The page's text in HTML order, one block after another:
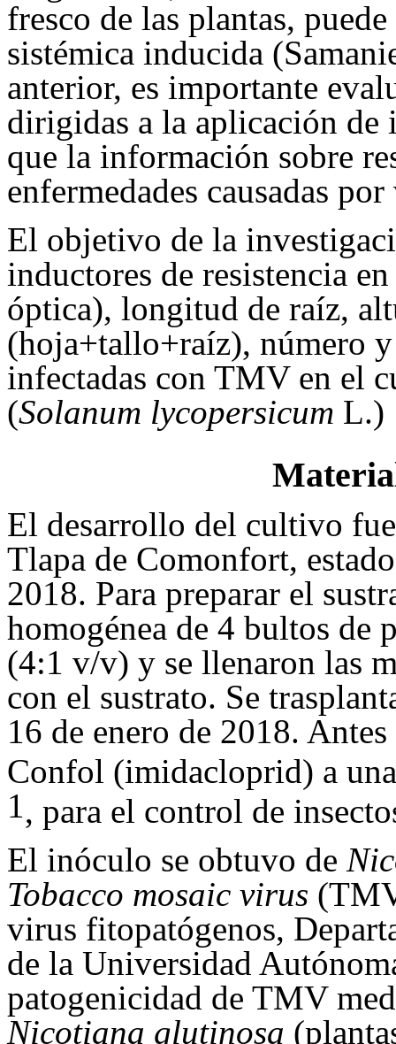
fresco de las plantas,
sistémica inducida
anterior, es importante
dirigidas a la aplicación de
que la información sobre
enfermedades causadas
El objetivo de la
inductores de resistencia
óptica), longitud de raíz,
(hoja+tallo+raíz), número
infectadas con TMV en el
(Solanum lycopersicum L.)
El desarrollo del cultivo
Tlapa de Comonfort,
2018. Para preparar el
homogénea de 4 bultos de
(4:1 v/v) y se llenaron las
con el sustrato. Se
16 de enero de 2018.
Confol (imidacloprid) a
1, para el control de
El inóculo se obtuvo de
Tobacco mosaic virus
virus fitopatógenos,
de la Universidad
patogenicidad de TMV
Nicotiana glutinosa